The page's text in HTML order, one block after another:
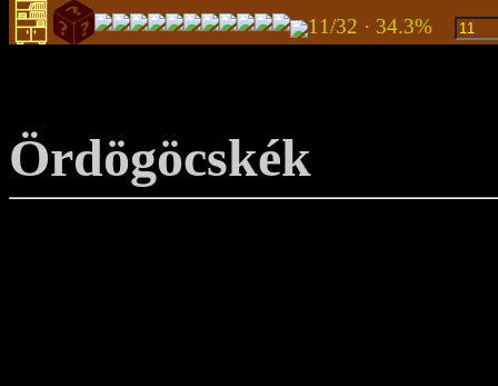
11/32 · 34.3%
Ördögöcskék